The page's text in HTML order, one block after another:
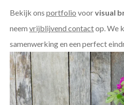
Bekijk ons portfolio voorvisual
neem vrijblijvend contactop. We
samenwerking en een perfect